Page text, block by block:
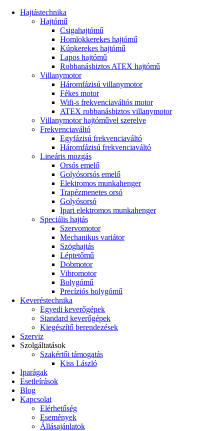
Hajtástechnika
Hajtómű
Csigahajtómű
Homlokkerekes hajtómű
Kúpkerekes hajtómű
Lapos hajtómű
Robbanásbiztos ATEX hajtómű
Villanymotor
Háromfázisú villanymotor
Fékes motor
Wifi-s frekvenciaváltós motor
ATEX robbanásbiztos villanymotor
Villanymotor hajtóművel szerelve
Frekvenciaváltó
Egyfázisú frekvenciaváltó
Háromfázisú frekvenciaváltó
Lineáris mozgás
Orsós emelő
Golyósorsós emelő
Elektromos munkahenger
Trapézmenetes orsó
Golyósorsó
Ipari elektromos munkahenger
Speciális hajtás
Szervomotor
Mechanikus variátor
Szöghajtás
Léptetőmű
Dobmotor
Vibromotor
Bolygómű
Precíziós bolygómű
Keveréstechnika
Egyedi keverőgépek
Standard keverőgépek
Kiegészítő berendezések
Szerviz
Szolgáltatások
Szakértői támogatás
Kiss László
Iparágak
Esetleírások
Blog
Kapcsolat
Elérhetőség
Események
Állásajánlatok